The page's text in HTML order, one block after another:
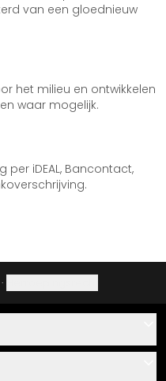
van een gloednieuw
het milieu en ontwikkelen
waar mogelijk.
per iDEAL, Bancontact,
·